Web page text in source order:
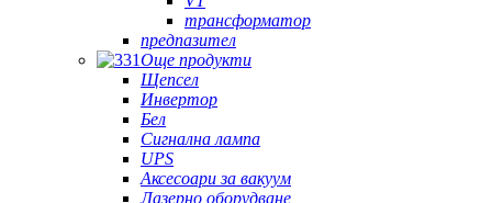
трансформатор
предпазител
Още продукти
Щепсел
Инвертор
Бел
Сигнална лампа
UPS
Аксесоари за вакуум
Лазерно оборудване